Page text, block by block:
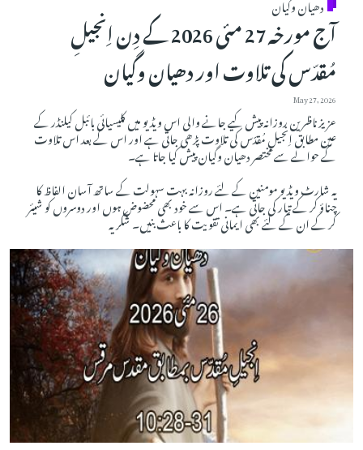
آج مورخہ 27 مئی 2026 کے دِن اِنجیلِ
مُقدّس کی تلاوت اور دھیان وگیان
May 27, 2026
عزیز ناظرین روزانہ پیش کیے جانے والی اس ویڈیو میں کلیسیائی بائبل کیلنڈر کے
عین مطابق اِنجیلِ مُقدّس کی تلاوت پڑھی جاتی ہے اور اس کے بعد اس تلاوت
کے حوالے سے مختصر دھیان وگیان پیش کیا جاتا ہے۔
یہ شارٹ ویڈیو مومنین کے لئے روزانہ بہت سہولت کے ساتھ آسان الفاظ کا
چناؤ کر کے تیار کی جاتی ہے۔ اس سے خود بھی محضوض ہوں اور دوسروں کو شیئر
کر کے ان کے لئے بھی ایمانی تقویت کا باعث بنیں۔ شکریہ